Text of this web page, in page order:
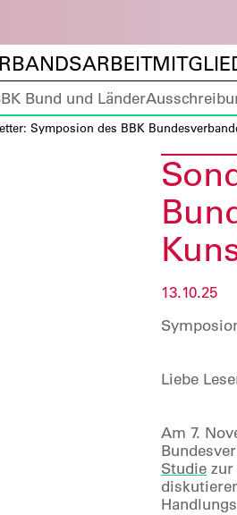
Bund und Länder
Symposion des BBK
13.10.25
Liebe
Am 7.
Studie zur